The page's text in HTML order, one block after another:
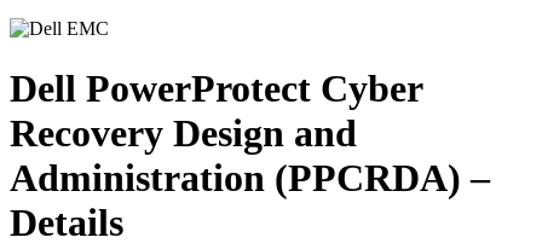
Dell PowerProtect Cyber
Recovery Design and
Administration (PPCRDA) –
Details